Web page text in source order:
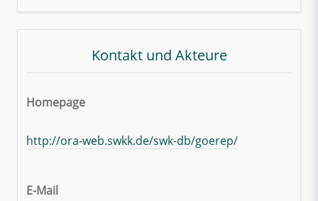
Kontakt und Akteure
Homepage
http://ora-web.swkk.de/swk-db/goerep/
E-Mail